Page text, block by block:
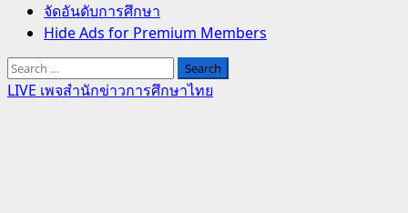
จัดอันดับการศึกษา
Hide Ads for Premium Members
Search
for:
LIVE เพจสำนักข่าวการศึกษาไทย